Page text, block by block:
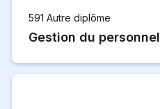
591 Autre diplôme
Gestion du personnel